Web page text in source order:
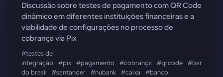
Discussão sobre testes de pagamento com QR Code
dinâmico em diferentes instituições financeiras e a
viabilidade de configurações no processo de
cobrança via Pix
#testes de
integração
#pix #pagamento #cobrança #qrcode #banco
do brasil
#santander #nubank #caixa
#banco